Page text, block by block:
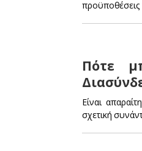
Πότε
Είναι
σχετική